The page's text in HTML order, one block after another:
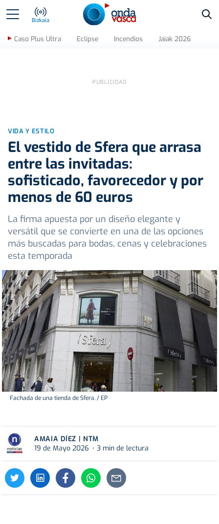
Bizkaia
Caso Plus Ultra Eclipse Incendios Jaiak 2026
VIDA Y ESTILO
El vestido de Sfera que arrasa
entre las invitadas:
sofisticado, favorecedor y por
menos de 60 euros
La firma apuesta por un diseño elegante y
versátil que se convierte en una de las opciones
más buscadas para bodas, cenas y celebraciones
esta temporada
Fachada de una tienda de Sfera. / EP
AMAIA DÍEZ | NTM
19 de Mayo 2026
3 min de lectura